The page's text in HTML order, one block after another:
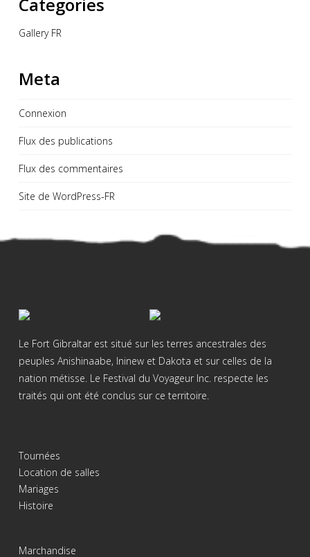
Categories
Gallery FR
Meta
Connexion
Flux des publications
Flux des commentaires
Site de WordPress-FR
Le Fort Gibraltar est situé sur les terres ancestrales des
peuples Anishinaabe, Ininew et Dakota et sur celles de la
nation métisse. Le Festival du Voyageur Inc. respecte les
traités qui ont été conclus sur ce territoire.
Tournées
Location de salles
Mariages
Histoire
Marchandise